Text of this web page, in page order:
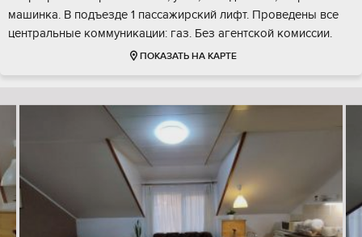
машинка. В подъезде 1 пассажирский лифт. Проведены все
центральные коммуникации: газ. Без агентской комиссии.
ПОКАЗАТЬ НА КАРТЕ